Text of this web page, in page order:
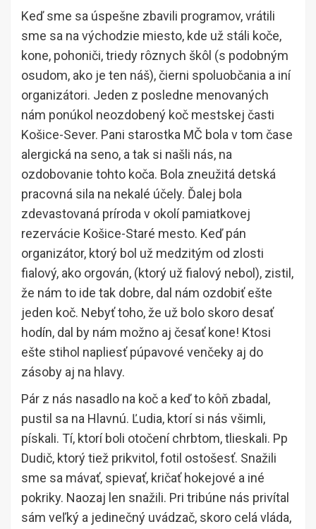
Keď sme sa úspešne zbavili programov, vrátili
sme sa na východzie miesto, kde už stáli koče,
kone, pohoniči, triedy rôznych škôl (s podobným
osudom, ako je ten náš), čierni spoluobčania a iní
organizátori. Jeden z posledne menovaných
nám ponúkol neozdobený koč mestskej časti
Košice-Sever. Pani starostka MČ bola v tom čase
alergická na seno, a tak si našli nás, na
ozdobovanie tohto koča. Bola zneužitá detská
pracovná sila na nekalé účely. Ďalej bola
zdevastovaná príroda v okolí pamiatkovej
rezervácie Košice-Staré mesto. Keď pán
organizátor, ktorý bol už medzitým od zlosti
fialový, ako orgován, (ktorý už fialový nebol), zistil,
že nám to ide tak dobre, dal nám ozdobiť ešte
jeden koč. Nebyť toho, že už bolo skoro desať
hodín, dal by nám možno aj česať kone! Ktosi
ešte stihol napliesť púpavové venčeky aj do
zásoby aj na hlavy.
Pár z nás nasadlo na koč a keď to kôň zbadal,
pustil sa na Hlavnú. Ľudia, ktorí si nás všimli,
pískali. Tí, ktorí boli otočení chrbtom, tlieskali. Pp
Dudič, ktorý tiež prikvitol, fotil ostošesť. Snažili
sme sa mávať, spievať, kričať hokejové a iné
pokriky. Naozaj len snažili. Pri tribúne nás privítal
sám veľký a jedinečný uvádzač, skoro celá vláda,